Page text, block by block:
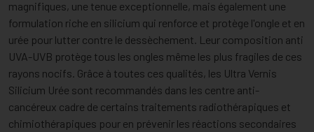
magnifiques, une tenue exceptionnelle, mais également une
formulation riche en silicium qui renforce et protège l'ongle et en
urée pour lutter contre le dessèchement. Leur composition anti
UVA-UVB protège tous les ongles même les plus fragiles de ces
rayons nocifs. Grâce à toutes ces qualités, les Ultra Vernis
Silicium Urée sont recommandés dans les centre anti-
cancéreux cadre de certains traitements radiothérapiques et
chimiothérapiques pour en prévenir les réactions secondaires